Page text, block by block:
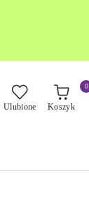
Ulubione Koszyk
0